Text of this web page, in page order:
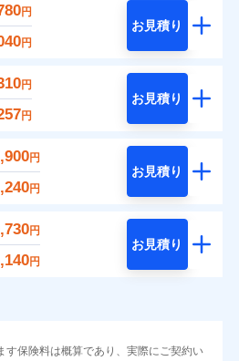
円
円
お見積り
円
円
お見積り
円
円
お見積り
円
円
お見積り
す保険料は概算であり、実際にご契約い